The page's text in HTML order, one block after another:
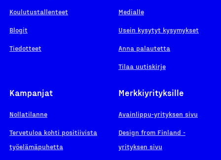
Koulutustallenteet
Blogit
Tiedotteet
Medialle
Usein kysytyt kysymykset
Anna palautetta
Tilaa uutiskirje
Kampanjat
Nollatilanne
Tervetuloa kohti positiivista
työelämäpuhetta
Merkkiyrityksille
Avainlippu-yrityksen sivu
Design from Finland -
yrityksen sivu